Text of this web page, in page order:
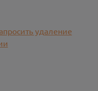
удаление